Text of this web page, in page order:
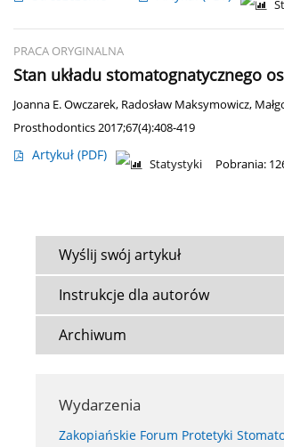
PRACA ORYGINALNA
Stan układu stomatognatycznego
Joanna E. Owczarek, Radosław Maksymowicz,
Prosthodontics 2017;67(4):408-419
Artykuł (PDF)
Statystyki Pobrania:
Wyślij swój artykuł
Instrukcje dla autorów
Archiwum
Wydarzenia
Zakopiańskie Forum Protetyki